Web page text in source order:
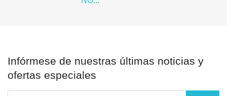
Infórmese de nuestras últimas noticias y
ofertas especiales